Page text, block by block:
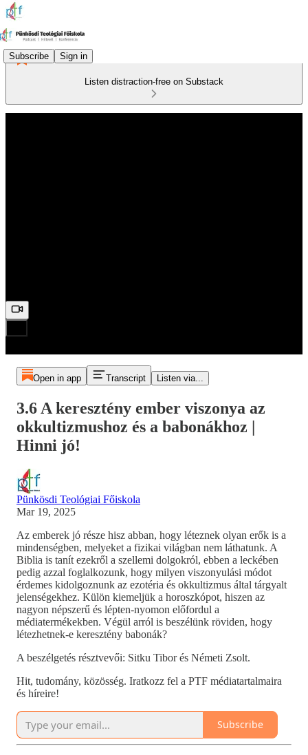
Subscribe Sign in
Listen distraction-free on Substack
Open in app Transcript Listen via...
3.6 A keresztény ember viszonya az
okkultizmushoz és a babonákhoz |
Hinni jó!
Pünkösdi Teológiai Főiskola
Mar 19, 2025
Az emberek jó része hisz abban, hogy léteznek olyan erők is a
mindenségben, melyeket a fizikai világban nem láthatunk. A
Biblia is tanít ezekről a szellemi dolgokról, ebben a leckében
pedig azzal foglalkozunk, hogy milyen viszonyulási módot
érdemes kidolgoznunk az ezotéria és okkultizmus által tárgyalt
jelenségekhez. Külön kiemeljük a horoszkópot, hiszen az
nagyon népszerű és lépten-nyomon előfordul a
médiatermékekben. Végül arról is beszélünk röviden, hogy
létezhetnek-e keresztény babonák?
A beszélgetés résztvevői: Sitku Tibor és Németi Zsolt.
Hit, tudomány, közösség. Iratkozz fel a PTF médiatartalmaira
és híreire!
Subscribe